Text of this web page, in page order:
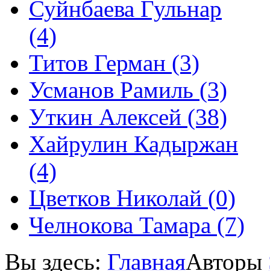
Суйнбаева Гульнар
(4)
Титов Герман (3)
Усманов Рамиль (3)
Уткин Алексей (38)
Хайрулин Кадыржан
(4)
Цветков Николай (0)
Челнокова Тамара (7)
Вы здесь: ГлавнаяАвторы